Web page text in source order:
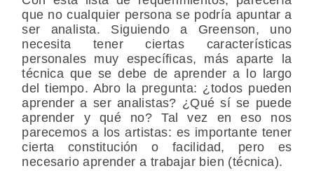
que no cualquier persona se podría apuntar a
ser analista. Siguiendo a Greenson, uno
necesita tener ciertas características
personales muy específicas, más aparte la
técnica que se debe de aprender a lo largo
del tiempo. Abro la pregunta: ¿todos pueden
aprender a ser analistas? ¿Qué sí se puede
aprender y qué no? Tal vez en eso nos
parecemos a los artistas: es importante tener
cierta constitución o facilidad, pero es
necesario aprender a trabajar bien (técnica).